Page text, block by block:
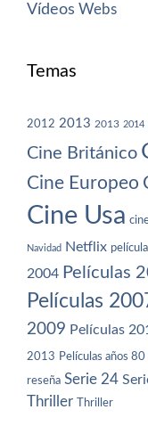
Vídeos Webs
Temas
2012 2013 2013 2014
Cine Británico
Cine Europeo
Cine Usa
Navidad Netflix película
2004 Películas
Películas
2009 Películas
2013 Películas años 80
reseña Serie 24
Thriller Thriller